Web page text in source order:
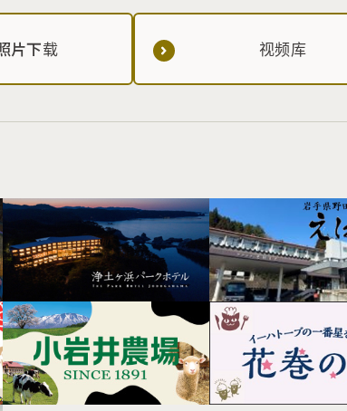
片下载 视频库